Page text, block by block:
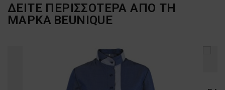
ΔΕΙΤΕ ΠΕΡΙΣΣΟΤΕΡΑ ΑΠΟ ΤΗ
ΜΑΡΚΑ BEUNIQUE